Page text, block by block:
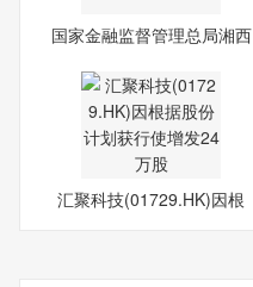
国家金融监督管理总局湘西
汇聚科技(01729.HK)因根